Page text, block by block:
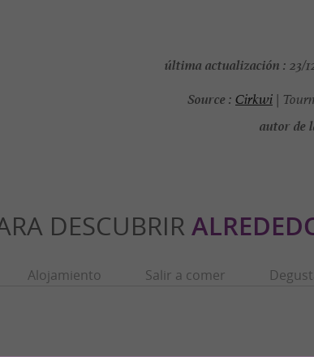
última actualización : 23/
Source : Cirkwi|
autor de
DESCUBRIR
Alojamiento Salir a comer